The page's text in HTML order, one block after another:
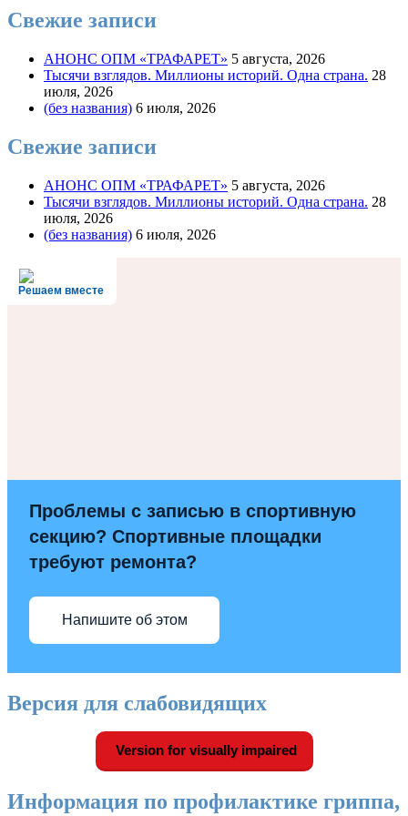
Свежие записи
АНОНС ОПМ «ТРАФАРЕТ» 5 августа, 2026
Тысячи взглядов. Миллионы историй. Одна страна. 28
июля, 2026
(без названия) 6 июля, 2026
Свежие записи
АНОНС ОПМ «ТРАФАРЕТ» 5 августа, 2026
Тысячи взглядов. Миллионы историй. Одна страна. 28
июля, 2026
(без названия) 6 июля, 2026
Решаем вместе
Проблемы с записью в спортивную
секцию? Спортивные площадки
требуют ремонта?
Напишите об этом
Версия для слабовидящих
Version for visually impaired
Информация по профилактике гриппа,